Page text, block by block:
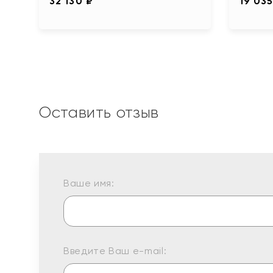
Оставить отзыв
Ваше имя:
Введите Ваш e-mail: